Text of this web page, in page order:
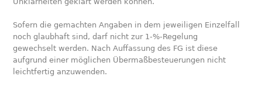
Sofern die gemachten Angaben in dem jeweiligen Einzelfall
noch glaubhaft sind, darf nicht zur 1-%-Regelung
gewechselt werden. Nach Auffassung des FG ist diese
aufgrund einer möglichen Übermaßbesteuerungen nicht
leichtfertig anzuwenden.